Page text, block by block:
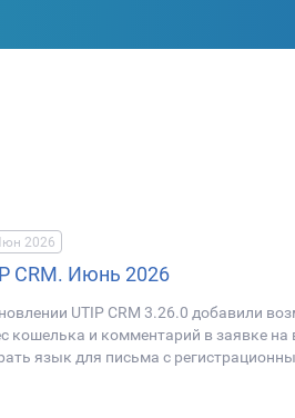
2026
CRM. Июнь 2026
UTIP CRM 3.26.0 добавили
кошелька и комментарий в заявке на
язык для письма с